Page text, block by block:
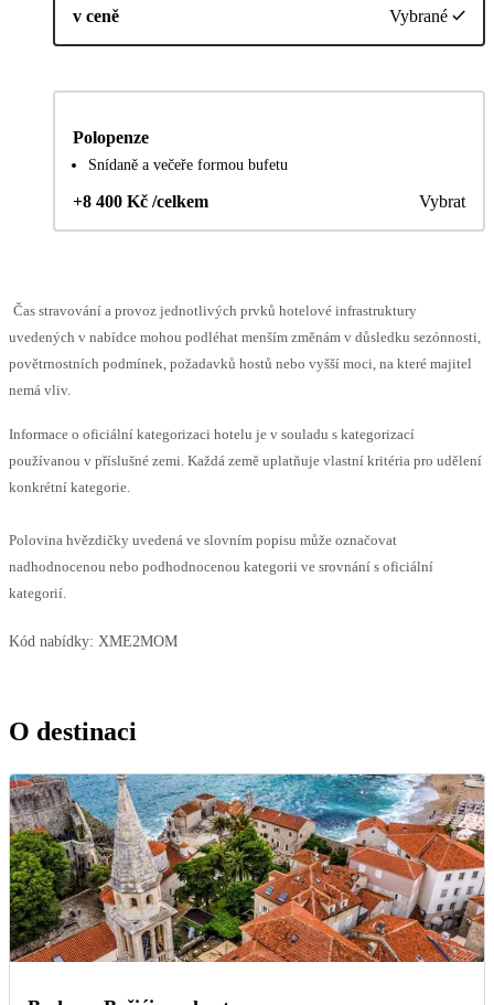
v ceně Vybrané
Polopenze
Snídaně a večeře formou bufetu
+8 400 Kč /celkem Vybrat
Čas stravování a provoz jednotlivých prvků hotelové infrastruktury
uvedených v nabídce mohou podléhat menším změnám v důsledku sezónnosti,
povětrnostních podmínek, požadavků hostů nebo vyšší moci, na které majitel
nemá vliv.
Informace o oficiální kategorizaci hotelu je v souladu s kategorizací
používanou v příslušné zemi. Každá země uplatňuje vlastní kritéria pro udělení
konkrétní kategorie.
Polovina hvězdičky uvedená ve slovním popisu může označovat
nadhodnocenou nebo podhodnocenou kategorii ve srovnání s oficiální
kategorií.
Kód nabídky: XME2MOM
O destinaci